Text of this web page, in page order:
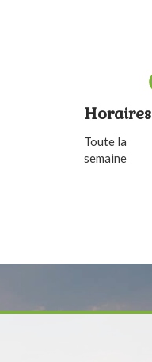
Horaires
Toute la
semaine